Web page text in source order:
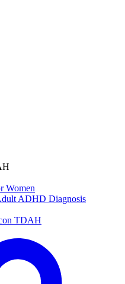
Women
ADHD Diagnosis
TDAH